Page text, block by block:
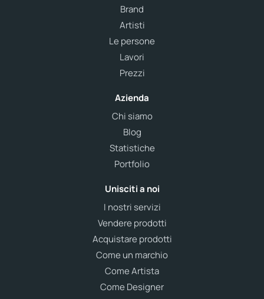
Brand
Artisti
Le persone
Lavori
Prezzi
Azienda
Chi siamo
Blog
Statistiche
Portfolio
Unisciti a noi
I nostri servizi
Vendere prodotti
Acquistare prodotti
Come un marchio
Come Artista
Come Designer